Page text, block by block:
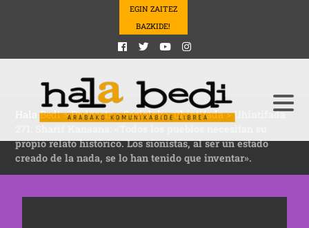
EGIN ZAITEZ
BAZKIDE!
Hala Bedi>Podcasts>Sozialak>uhintifada>Uhintifada
propio relato histórico. Los sionistas, al ser un estado
creado de la nada, se lo han tenido que inventar».